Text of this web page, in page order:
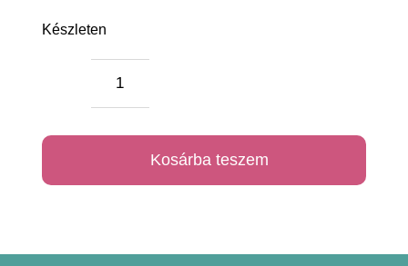
Készleten
párnaKosárba teszem